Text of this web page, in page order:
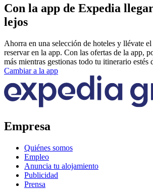
Con la app de Expedia
lejos
Ahorra en una selección de hoteles y llévate
reservar en la app. Con las ofertas de la app,
más mientras gestionas todo tu itinerario estés
Cambiar a la app
Empresa
Quiénes somos
Empleo
Anuncia tu alojamiento
Publicidad
Prensa